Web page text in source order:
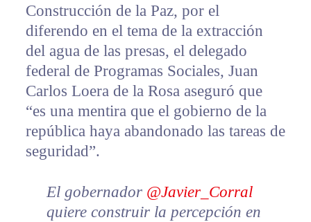
Construcción de la Paz, por el
diferendo en el tema de la extracción
del agua de las presas, el delegado
federal de Programas Sociales, Juan
Carlos Loera de la Rosa aseguró que
“es una mentira que el gobierno de la
república haya abandonado las tareas de
seguridad”.
El gobernador @Javier_Corral
quiere construir la percepción en